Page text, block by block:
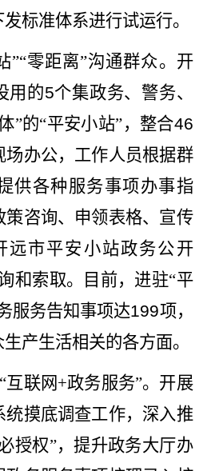
标准体系进行试运行。
”“零距离”沟通群众。开
用的5个集政务、警务、
”的“平安小站”， 整合46
场办公，工作人员根据群
供各种服务事项办事指
策咨询、申领表格、宣传
远市平安小站政务公开
和索取。目前，进驻“平
服务告知事项达199项，
产生活相关的各方面。
互联网+政务服务”。开展
统摸底调查工作，深入推
授权”，提升政务大厅办